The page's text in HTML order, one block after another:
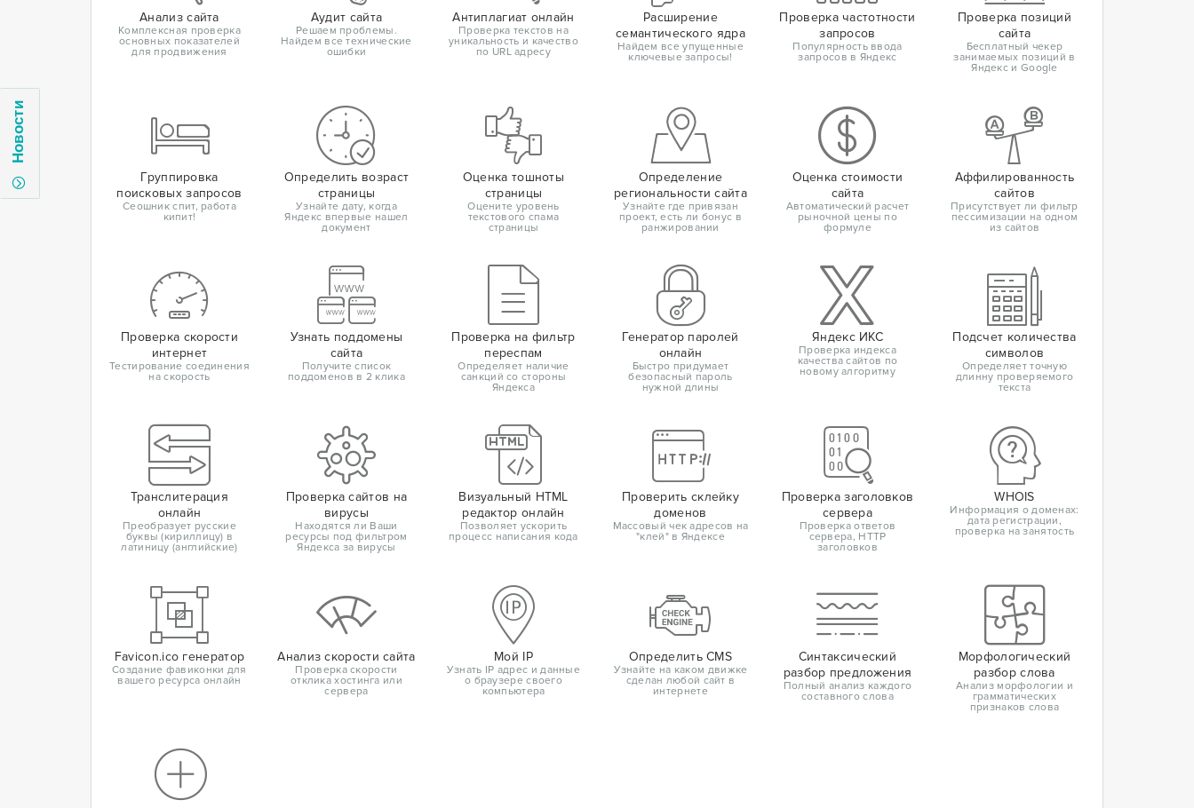
Новости
Анализ сайта
Комплексная проверка
основных показателей
для продвижения
Аудит сайта
Решаем проблемы.
Найдем все технические
ошибки
Антиплагиат онлайн
Проверка текстов на
уникальность и качество
по URL адресу
Расширение
семантического ядра
Найдем все упущенные
ключевые запросы!
Проверка частотности
запросов
Популярность ввода
запросов в Яндекс
Проверка позиций
сайта
Бесплатный чекер
занимаемых позиций в
Яндекс и Google
Группировка
поисковых запросов
Сеошник спит, работа
кипит!
Определить возраст
страницы
Узнайте дату, когда
Яндекс впервые нашел
документ
Оценка тошноты
страницы
Оцените уровень
текстового спама
страницы
Определение
региональности сайта
Узнайте где привязан
проект, есть ли бонус в
ранжировании
Оценка стоимости
сайта
Автоматический расчет
рыночной цены по
формуле
Аффилированность
сайтов
Присутствует ли фильтр
пессимизации на одном
из сайтов
Проверка скорости
интернет
Тестирование соединения
на скорость
Узнать поддомены
сайта
Получите список
поддоменов в 2 клика
Проверка на фильтр
переспам
Определяет наличие
санкций со стороны
Яндекса
Генератор паролей
онлайн
Быстро придумает
безопасный пароль
нужной длины
Яндекс ИКС
Проверка индекса
качества сайтов по
новому алгоритму
Подсчет количества
символов
Определяет точную
длинну проверяемого
текста
Транслитерация
онлайн
Преобразует русские
буквы (кириллицу) в
латиницу (английские)
Проверка сайтов на
вирусы
Находятся ли Ваши
ресурсы под фильтром
Яндекса за вирусы
Визуальный HTML
редактор онлайн
Позволяет ускорить
процесс написания кода
Проверить склейку
доменов
Массовый чек адресов на
"клей" в Яндексе
Проверка заголовков
сервера
Проверка ответов
сервера, HTTP
заголовков
WHOIS
Информация о доменах:
дата регистрации,
проверка на занятость
Favicon.ico генератор
Создание фавиконки для
вашего ресурса онлайн
Анализ скорости сайта
Проверка скорости
отклика хостинга или
сервера
Мой IP
Узнать IP адрес и данные
о браузере своего
компьютера
Определить CMS
Узнайте на каком движке
сделан любой сайт в
интернете
Синтаксический
разбор предложения
Полный анализ каждого
составного слова
Морфологический
разбор слова
Анализ морфологии и
грамматических
признаков слова